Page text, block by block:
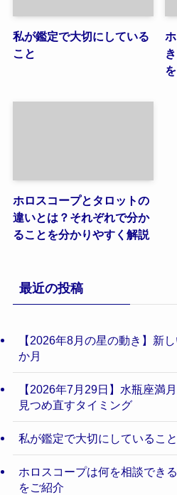
私が鑑定で大切にしている
こと
ホロスコープとタロットの
違いとは？それぞれで分か
ることを分かりやすく解説
最近の投稿
【2026年8月の星の動き】新
か月
【2026年7月29日】水瓶座満
見つめ直すタイミング
私が鑑定で大切にしていること
ホロスコープは何を相談でき
をご紹介